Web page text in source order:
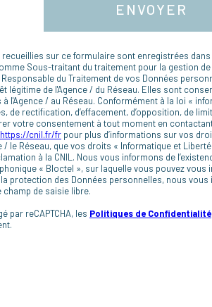
ENVOYER
sur ce formulaire sont enregistrées
Sous-traitant du traitement pour la gestion
du Traitement de vos Données
légitime de l'Agence / du Réseau. Elles sont
l'Agence / au Réseau. Conformément à la loi «
de rectification, d’effacement, d’opposition, de
votre consentement à tout moment en
https://cnil.fr/fr pour plus d’informations sur vos
/ le Réseau, que vos droits « Informatique et
à la CNIL. Nous vous informons de
« Bloctel », sur laquelle vous pouvez vous
protection des Données personnelles, nous
champ de saisie libre.
par reCAPTCHA, les Politiques de Confidentialité